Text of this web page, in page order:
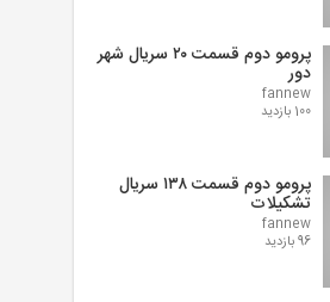
پرومو دوم قسمت ۲۰ سریال شهر
دور
fannew
100 بازدید
پرومو دوم قسمت ۱۳۸ سریال
تشکیلات
fannew
96 بازدید